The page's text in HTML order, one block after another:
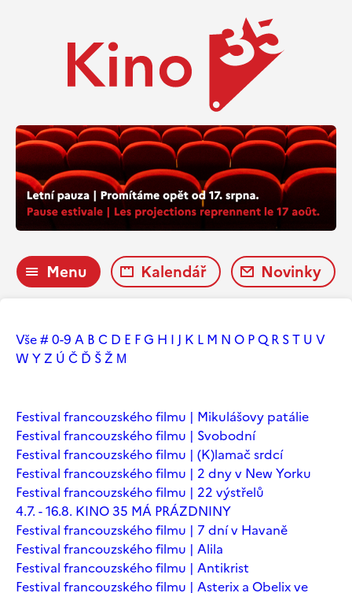
Menu Kalendář Novinky
Vše# 0-9 A B C D E FG H I J K L M N O PQ R ST U V
W YZ Ú Č Ď ŠŽ М
Festival francouzského filmu | Mikulášovy patálie
Festival francouzského filmu | Svobodní
Festival francouzského filmu | (K)lamač srdcí
Festival francouzského filmu | 2 dny v New Yorku
Festival francouzského filmu | 22 výstřelů
4.7. - 16.8. KINO 35 MÁ PRÁZDNINY
Festival francouzského filmu | 7 dní v Havaně
Festival francouzského filmu | Alila
Festival francouzského filmu | Antikrist
Festival francouzského filmu | Asterix a Obelix ve